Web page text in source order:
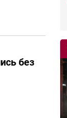
без